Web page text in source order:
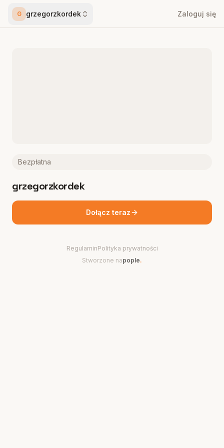
G grzegorzkordek Zaloguj się
Bezpłatna
grzegorzkordek
Dołącz teraz
RegulaminPolityka prywatności
Stworzone napople.